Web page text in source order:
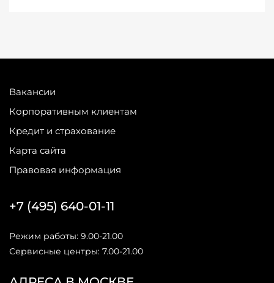
Вакансии
Корпоративным клиентам
Кредит и страхование
Карта сайта
Правовая информация
+7 (495) 640-01-11
Режим работы: 9.00-21.00
Сервисные центры: 7.00-21.00